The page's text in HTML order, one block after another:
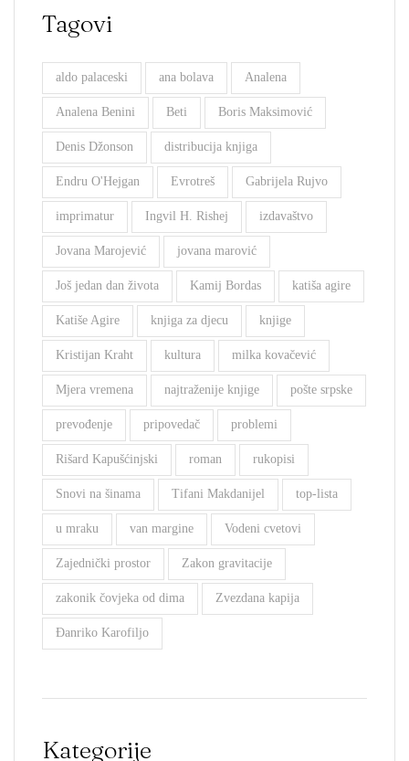
Tagovi
aldo palaceski ana bolava Analena
Analena Benini Beti Boris Maksimović
Denis Džonson distribucija knjiga
Endru O'Hejgan Evrotreš Gabrijela Rujvo
imprimatur Ingvil H. Rishej izdavaštvo
Jovana Marojević jovana marović
Još jedan dan života Kamij Bordas katiša agire
Katiše Agire knjiga za djecu knjige
Kristijan Kraht kultura milka kovačević
Mjera vremena najtraženije knjige pošte srpske
prevođenje pripovedač problemi
Rišard Kapušćinjski roman rukopisi
Snovi na šinama Tifani Makdanijel top-lista
u mraku van margine Vodeni cvetovi
Zajednički prostor Zakon gravitacije
zakonik čovjeka od dima Zvezdana kapija
Đanriko Karofiljo
Kategorije